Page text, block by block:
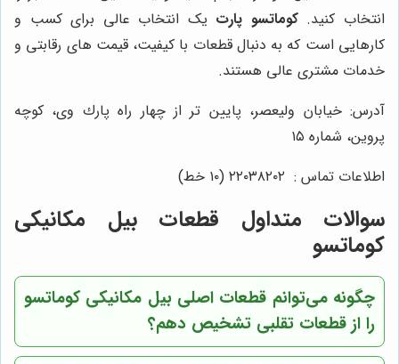
انتخاب کنید.کوماتسو پارت یک انتخاب عالی برای کسب و
کارهایی است که به دنبال قطعات با کیفیت، قیمت های رقابتی و
خدمات مشتری عالی هستند.
آدرس: خيابان وليعصر، پايين تر از چهار راه پارك وى، كوچه
پروين، شماره ١٥
اطلاعات تماس : ٢٢٠٣٨٢٠٢ (١٠ خط)
سوالات متداول قطعات بیل مکانیکی
کوماتسو
چگونه می‌توانم قطعات اصلی بیل مکانیکی کوماتسو
را از قطعات تقلبی تشخیص دهم؟